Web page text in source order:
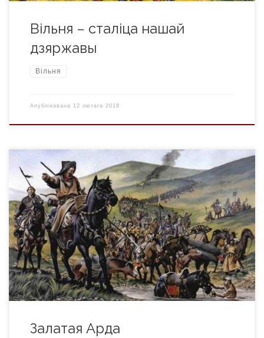
Вільня – сталіца нашай
дзяржавы
Вільня
Апублікавана 12 лютага 2018
Залатая Арда, Улус Джучы, дзяржава, якая існавала ў 13—15
ст. Узнікла ў пач. 1240-х г. Займала тэрыторыю Заходняй
Сібіры, Паўночнага Харэзма, Волжскай Булгарыі,
Паўночнага Каўказа, Крыма, стэпаў ад Волгі да Дуная. У
васальнай залежнасці трымала рускія землі. Напачатку
займала зах. частку імперыі Чынгісхана — тэр. ўдзельнага
княства (улуса) яго сына Джучы […]
Залатая Арда